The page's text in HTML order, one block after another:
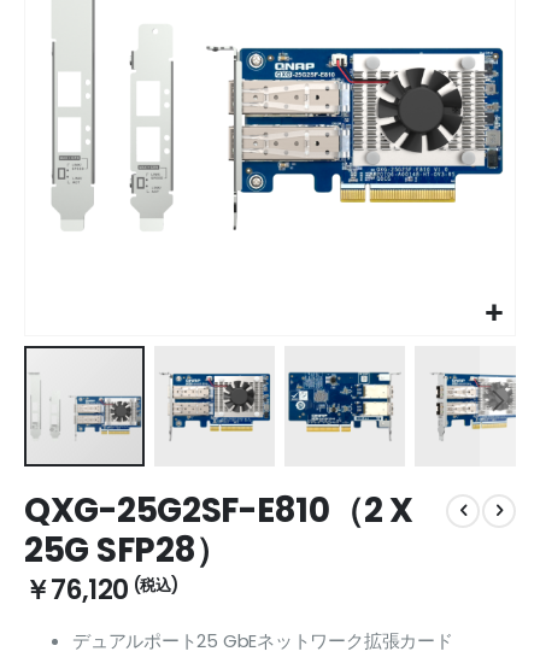
gallery
to
the
beginning
of
the
images
gallery
QXG-25G2SF-E810（2 X
25G SFP28）
￥76,120
デュアルポート25 GbEネットワーク拡張カード